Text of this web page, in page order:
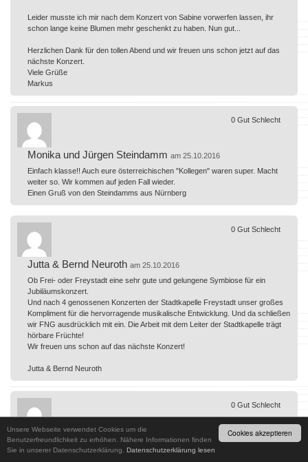
Cookies akzeptieren
Unsere Webseite verwendet Cookies um die
Benutzerfreundlichkeit zu erhöhen. Nähere Informationen finden
Sie in unserer Datenschutzerklärung. Datenschutzerklärung lesen
Leider musste ich mir nach dem Konzert von Sabine vorwerfen lassen, ihr
schon lange keine Blumen mehr geschenkt zu haben. Nun gut...
Herzlichen Dank für den tollen Abend und wir freuen uns schon jetzt auf das
nächste Konzert.
Viele Grüße
Markus
Monika und Jürgen Steindamm am 25.10.2016
Einfach klasse!! Auch eure österreichischen "Kollegen" waren super. Macht
weiter so. Wir kommen auf jeden Fall wieder.
Einen Gruß von den Steindamms aus Nürnberg
0 Gut Schlecht
Jutta & Bernd Neuroth am 25.10.2016
Ob Frei- oder Freystadt eine sehr gute und gelungene Symbiose für ein
Jubiläumskonzert.
Und nach 4 genossenen Konzerten der Stadtkapelle Freystadt unser großes
Kompliment für die hervorragende musikalische Entwicklung. Und da schließen
wir FNG ausdrücklich mit ein. Die Arbeit mit dem Leiter der Stadtkapelle trägt
hörbare Früchte!
Wir freuen uns schon auf das nächste Konzert!
Jutta & Bernd Neuroth
0 Gut Schlecht
Familie Wachsmann am 24.10.2016
Das Konzert war sehr gelungen. Die idee das Jubiläum mit der Stadtkappelle
0 Gut Schlecht